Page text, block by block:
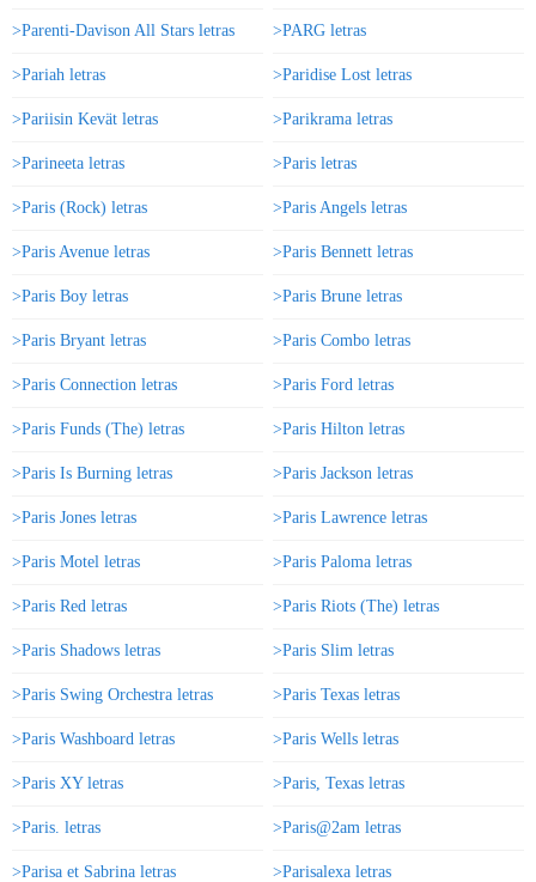
>Parenti-Davison All Stars letras >PARG letras
>Pariah letras >Paridise Lost letras
>Pariisin Kevät letras >Parikrama letras
>Parineeta letras >Paris letras
>Paris (Rock) letras >Paris Angels letras
>Paris Avenue letras >Paris Bennett letras
>Paris Boy letras >Paris Brune letras
>Paris Bryant letras >Paris Combo letras
>Paris Connection letras >Paris Ford letras
>Paris Funds (The) letras >Paris Hilton letras
>Paris Is Burning letras >Paris Jackson letras
>Paris Jones letras >Paris Lawrence letras
>Paris Motel letras >Paris Paloma letras
>Paris Red letras >Paris Riots (The) letras
>Paris Shadows letras >Paris Slim letras
>Paris Swing Orchestra letras >Paris Texas letras
>Paris Washboard letras >Paris Wells letras
>Paris XY letras >Paris, Texas letras
>Paris. letras >Paris@2am letras
>Parisa et Sabrina letras >Parisalexa letras